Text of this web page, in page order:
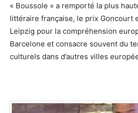
« Boussole » a remporté la plus
littéraire française, le prix Goncourt
Leipzig pour la compréhension
Barcelone et consacre souvent du
culturels dans d’autres villes